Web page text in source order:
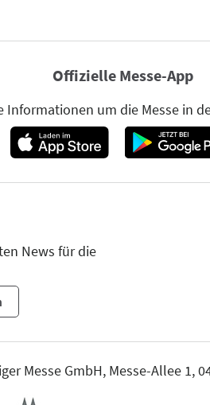
Offizielle Messe-App
Informationen um die Messe in
News für die
Messe GmbH, Messe-Allee 1,